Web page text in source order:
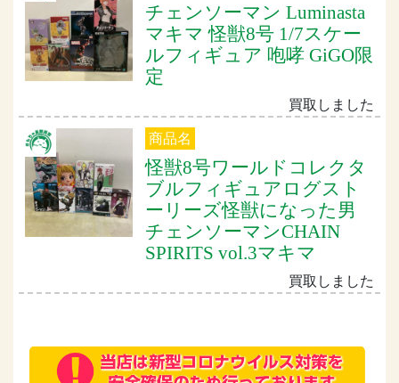
チェンソーマン Luminasta
マキマ 怪獣8号 1/7スケー
ルフィギュア 咆哮 GiGO限
定
買取しました
商品名
怪獣8号ワールドコレクタ
ブルフィギュアログスト
ーリーズ怪獣になった男
チェンソーマンCHAIN
SPIRITS vol.3マキマ
買取しました